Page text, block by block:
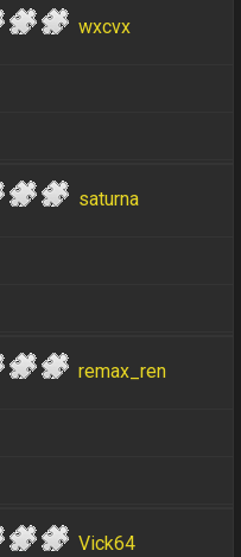
wxcvx
saturna
remax_ren
Vick64